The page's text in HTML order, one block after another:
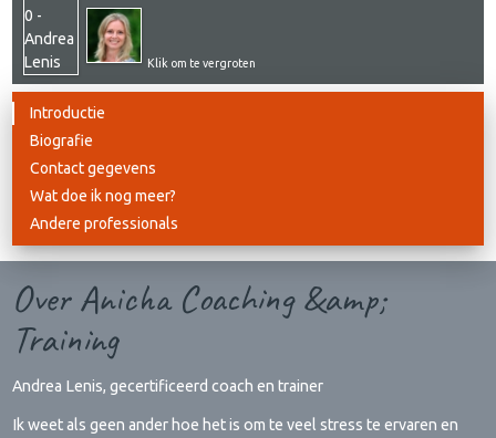
Klik om te vergroten
Introductie
Biografie
Contact gegevens
Wat doe ik nog meer?
Andere professionals
Over Anicha Coaching &amp;
Training
Andrea Lenis, gecertificeerd coach en trainer​
Ik weet als geen ander hoe het is om te veel stress te ervaren en